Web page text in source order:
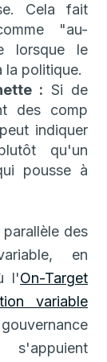
Cela fait
"au-
lorsque le
la politique.
: Si de
des comp
indiquer
qu'un
pousse à
des
en
l'On-Target
variable